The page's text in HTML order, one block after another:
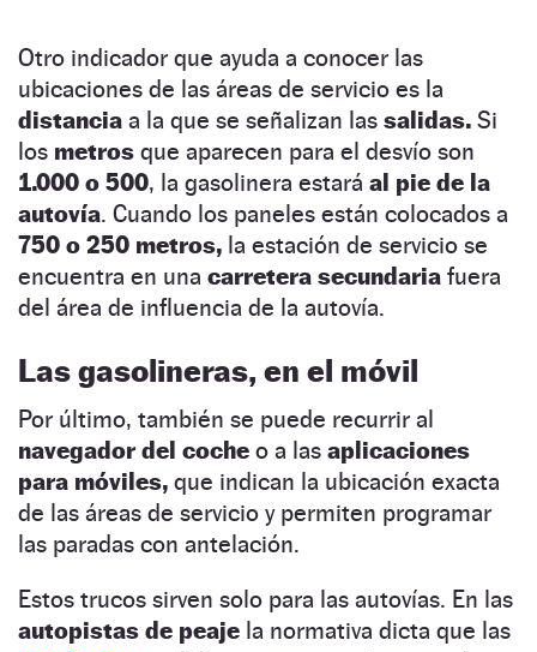
Otro indicador que ayuda a conocer las
ubicaciones de las áreas de servicio es la
distancia a la que se señalizan las salidas. Si
los metros que aparecen para el desvío son
1.000 o 500, la gasolinera estará al pie de la
autovía. Cuando los paneles están colocados a
750 o 250 metros, la estación de servicio se
encuentra en una carretera secundaria fuera
del área de influencia de la autovía.
Las gasolineras, en el móvil
Por último, también se puede recurrir al
navegador del coche o a las aplicaciones
para móviles, que indican la ubicación exacta
de las áreas de servicio y permiten programar
las paradas con antelación.
Estos trucos sirven solo para las autovías. En las
autopistas de peaje la normativa dicta que las